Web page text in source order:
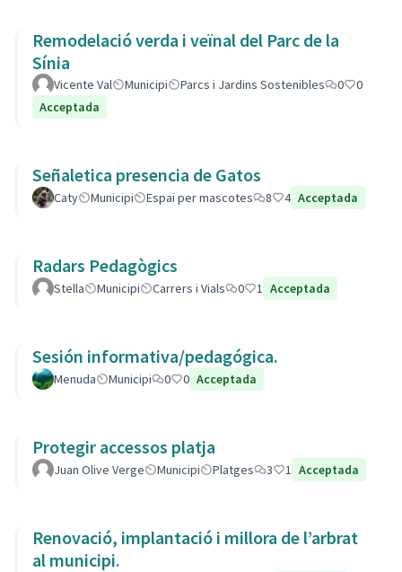
Remodelació verda i veïnal del Parc de la
Sínia
Vicente Val Municipi Parcs i Jardins Sostenibles 0
0
Acceptada
Señaletica presencia de Gatos
Caty Municipi Espai per mascotes 8 4 Acceptada
Radars Pedagògics
Stella Municipi Carrers i Vials 0 1 Acceptada
Sesión informativa/pedagógica.
Menuda Municipi 0 0 Acceptada
Protegir accessos platja
Juan Olive Verge Municipi Platges 3 1 Acceptada
Renovació, implantació i millora de l’arbrat
al municipi.